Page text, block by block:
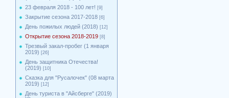
23 февраля 2018 - 100 лет! [9]
Закрытие сезона 2017-2018 [6]
День пожилых людей (2018) [12]
Открытие сезона 2018-2019 [8]
Трезвый закал-пробег (1 января
2019) [26]
День защитника Отечества!
(2019) [10]
Сказка для "Русалочек" (08 марта
2019) [12]
День туриста в "Айсберге" (2019)